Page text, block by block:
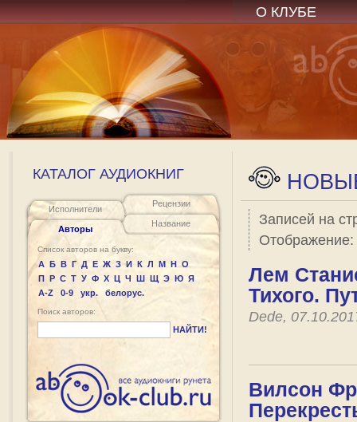
О КЛУБЕ
КАТАЛОГ АУДИОКНИГ
Исполнители
Авторы
Рецензии
Название
Список авторов на букву:
А Б В Г Д Е Ж З И К Л М Н О
П Р С Т У Ф Х Ц Ч Ш Щ Э Ю Я
A-Z
0-9 укр. белорус.
Поиск авторов:
НАЙТИ!
Записей на
Отображение:
Лем
Тихого.
Dede,
Вилсон